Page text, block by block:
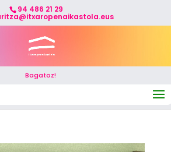
94 486 21 29
Bagatoz!